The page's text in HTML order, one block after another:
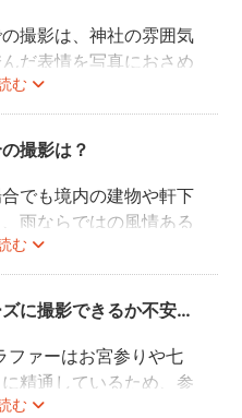
む
撮影は、神社の雰囲気
だ表情を写真におさめ
すが、当日は慌ただし
という場合でも、出発
お食事会など想い出に
きます。
撮影は？
む
でも境内の建物や軒下
雨ならではの風情ある
す。
しいと判断される天候
ォトグラファーと決行
談してください。
をご参照ください。
に撮影できるか不安…
む
ァーはお宮参りや七
精通しているため、参
となくスムーズに撮影